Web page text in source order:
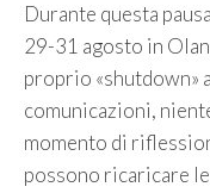
Durante questa
29-31 agosto in
proprio «shutdown»
comunicazioni,
momento di
possono ricaricare